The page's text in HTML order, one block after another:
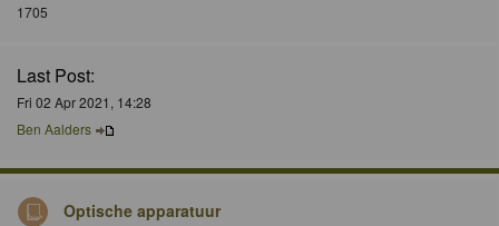
1705
Last Post:
Fri 02 Apr 2021, 14:28
Ben Aalders
Optische apparatuur